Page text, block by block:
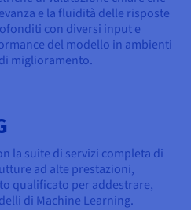
e la fluidità delle risposte
con diversi input e
del modello in ambienti
miglioramento.
la suite di servizi completa di
ad alte prestazioni,
qualificato per addestrare,
di Machine Learning.